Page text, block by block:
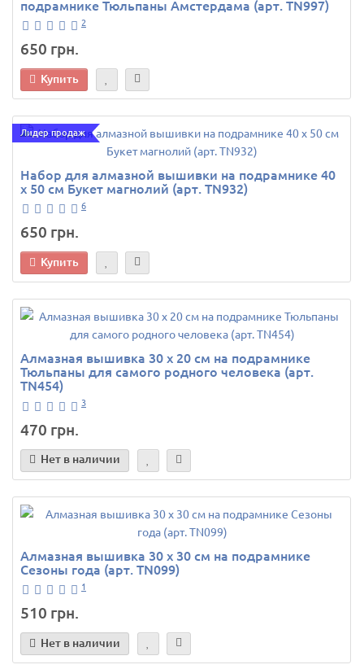
подрамнике Тюльпаны Амстердама (арт. TN997)
2
650 грн.
Купить
Лидер продаж
Набор для алмазной вышивки на подрамнике 40
х 50 см Букет магнолий (арт. TN932)
6
650 грн.
Купить
Алмазная вышивка 30 х 20 см на подрамнике
Тюльпаны для самого родного человека (арт.
TN454)
3
470 грн.
Нет в наличии
Алмазная вышивка 30 х 30 см на подрамнике
Сезоны года (арт. TN099)
1
510 грн.
Нет в наличии